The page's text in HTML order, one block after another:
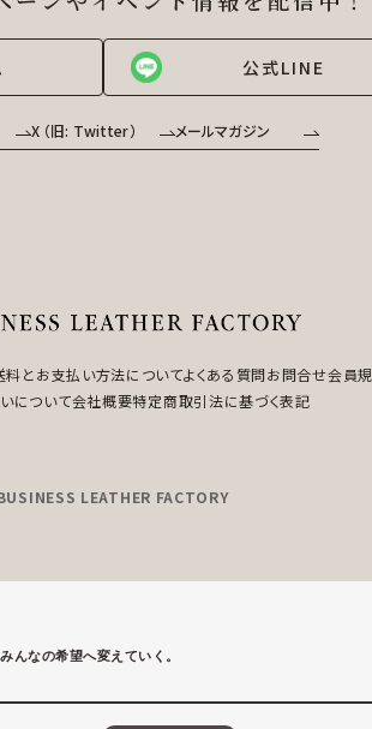
公式LINE
X （旧: Twitter） メールマガジン
料とお支払い方法についてよくある質問お問合せ会員
について会社概要特定商取引法に基づく表記
LEATHER FACTORY
んなの希望へ変えていく。